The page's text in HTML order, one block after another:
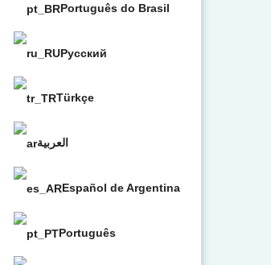
Português do Brasil
Русский
Türkçe
العربية
Español de Argentina
Português